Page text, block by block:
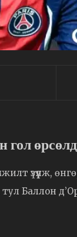
үзүүлж,
тул Баллон